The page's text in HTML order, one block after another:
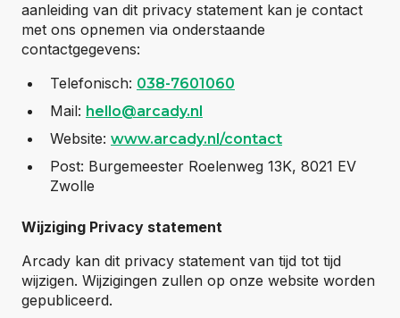
aanleiding van dit privacy statement kan je contact
met ons opnemen via onderstaande
contactgegevens:
Telefonisch: 038-7601060
Mail: hello@arcady.nl
Website: www.arcady.nl/contact
Post: Burgemeester Roelenweg 13K, 8021 EV
Zwolle
Wijziging Privacy statement
Arcady kan dit privacy statement van tijd tot tijd
wijzigen. Wijzigingen zullen op onze website worden
gepubliceerd.